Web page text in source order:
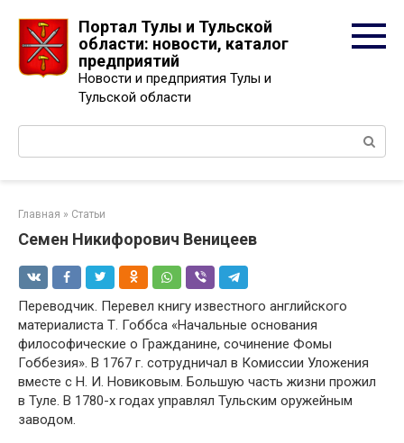
контенту
Портал Тулы и Тульской
области: новости, каталог
предприятий
Новости и предприятия Тулы и
Тульской области
Поиск:
Главная » Статьи
Семен Никифорович Веницеев
Переводчик. Перевел книгу известного английского
материалиста Т. Гоббса «Начальные основания
философические о Гражданине, сочинение Фомы
Гоббезия». В 1767 г. сотрудничал в Комиссии Уложения
вместе с Н. И. Новиковым. Большую часть жизни прожил
в Туле. В 1780-х годах управлял Тульским оружейным
заводом.